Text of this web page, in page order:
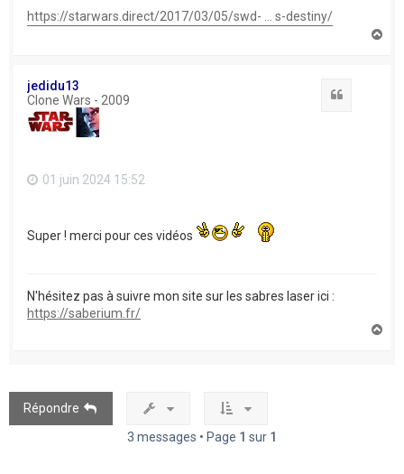
https://starwars.direct/2017/03/05/swd- ... s-destiny/
jedidu13
Clone Wars - 2009
01 juin 2024 15:52
Super ! merci pour ces vidéos
N'hésitez pas à suivre mon site sur les sabres laser ici :
https://saberium.fr/
Répondre
3 messages • Page 1 sur 1